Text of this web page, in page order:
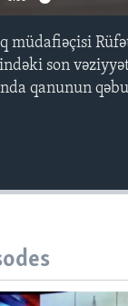
müdafiəçisi
son
qanunun